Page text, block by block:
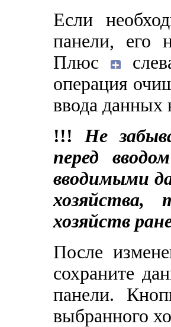
Если
панели, его
Плюс
операция
ввода данных
!!! Не
перед
вводимыми
хозяйств
После
сохраните
панели.
выбранного